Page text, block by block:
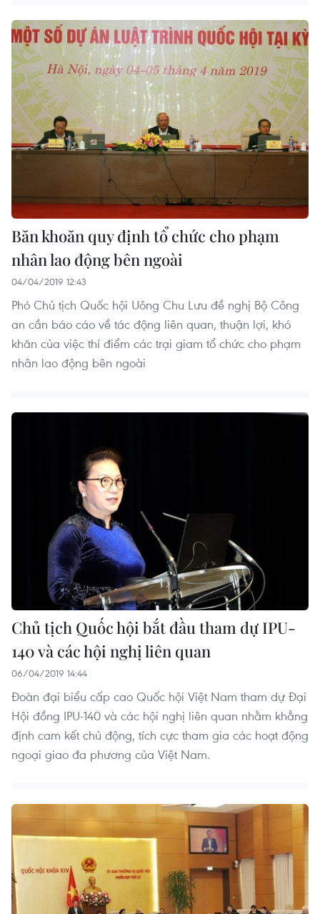
Băn khoăn quy định tổ chức cho phạm
nhân lao động bên ngoài
04/04/2019 12:43
Phó Chủ tịch Quốc hội Uông Chu Lưu đề nghị Bộ Công
an cần báo cáo về tác động liên quan, thuận lợi, khó
khăn của việc thí điểm các trại giam tổ chức cho phạm
nhân lao động bên ngoài
Chủ tịch Quốc hội bắt đầu tham dự IPU-
140 và các hội nghị liên quan
06/04/2019 14:44
Đoàn đại biểu cấp cao Quốc hội Việt Nam tham dự Đại
Hội đồng IPU-140 và các hội nghị liên quan nhằm khẳng
định cam kết chủ động, tích cực tham gia các hoạt động
ngoại giao đa phương của Việt Nam.